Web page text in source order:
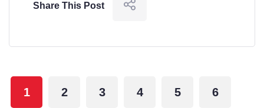
Share This Post
1 2 3 4 5 6